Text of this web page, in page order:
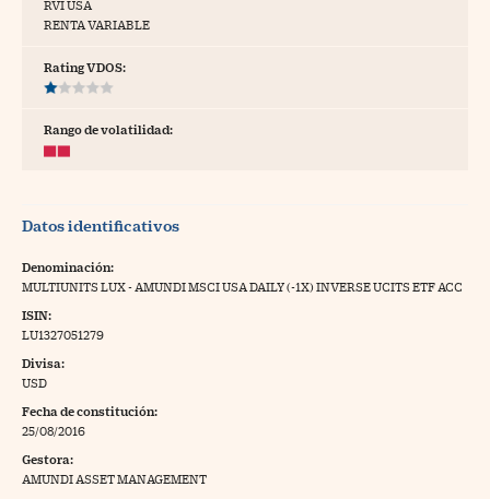
Pyme
RVI USA
RENTA VARIABLE
Rating VDOS:
Rango de volatilidad:
Datos identificativos
Denominación:
MULTIUNITS LUX - AMUNDI MSCI USA DAILY (-1X) INVERSE UCITS ETF ACC
ISIN:
LU1327051279
Divisa:
USD
Fecha de constitución:
25/08/2016
Gestora:
AMUNDI ASSET MANAGEMENT